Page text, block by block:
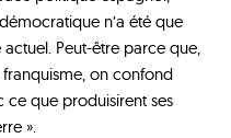
n’a été que
Peut-être parce que,
on confond
que produisirent ses
».